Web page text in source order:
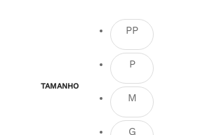
TAMANHO
PP
P
M
G